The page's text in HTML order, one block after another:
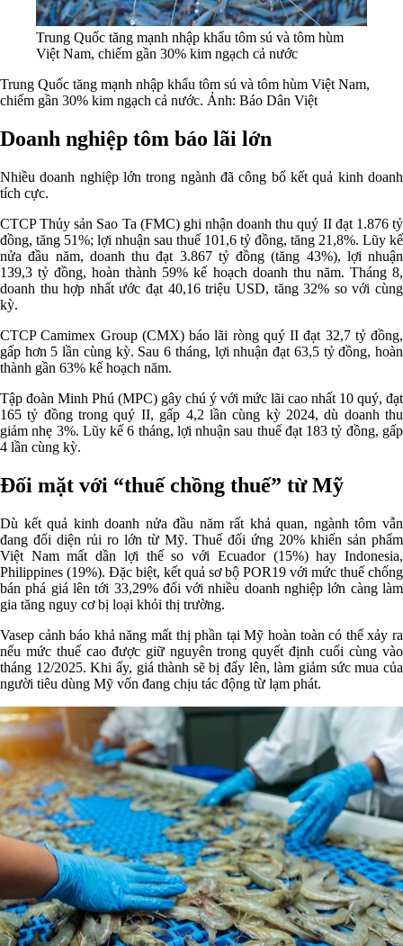
Trung Quốc tăng mạnh nhập khẩu tôm sú và tôm hùm
Việt Nam, chiếm gần 30% kim ngạch cả nước
Trung Quốc tăng mạnh nhập khẩu tôm sú và tôm hùm Việt Nam,
chiếm gần 30% kim ngạch cả nước. Ảnh: Báo Dân Việt
Doanh nghiệp tôm báo lãi lớn
Nhiều doanh nghiệp lớn trong ngành đã công bố kết quả kinh doanh
tích cực.
CTCP Thủy sản Sao Ta (FMC) ghi nhận doanh thu quý II đạt 1.876 tỷ
đồng, tăng 51%; lợi nhuận sau thuế 101,6 tỷ đồng, tăng 21,8%. Lũy kế
nửa đầu năm, doanh thu đạt 3.867 tỷ đồng (tăng 43%), lợi nhuận
139,3 tỷ đồng, hoàn thành 59% kế hoạch doanh thu năm. Tháng 8,
doanh thu hợp nhất ước đạt 40,16 triệu USD, tăng 32% so với cùng
kỳ.
CTCP Camimex Group (CMX) báo lãi ròng quý II đạt 32,7 tỷ đồng,
gấp hơn 5 lần cùng kỳ. Sau 6 tháng, lợi nhuận đạt 63,5 tỷ đồng, hoàn
thành gần 63% kế hoạch năm.
Tập đoàn Minh Phú (MPC) gây chú ý với mức lãi cao nhất 10 quý, đạt
165 tỷ đồng trong quý II, gấp 4,2 lần cùng kỳ 2024, dù doanh thu
giảm nhẹ 3%. Lũy kế 6 tháng, lợi nhuận sau thuế đạt 183 tỷ đồng, gấp
4 lần cùng kỳ.
Đối mặt với “thuế chồng thuế” từ Mỹ
Dù kết quả kinh doanh nửa đầu năm rất khả quan, ngành tôm vẫn
đang đối diện rủi ro lớn từ Mỹ. Thuế đối ứng 20% khiến sản phẩm
Việt Nam mất dần lợi thế so với Ecuador (15%) hay Indonesia,
Philippines (19%). Đặc biệt, kết quả sơ bộ POR19 với mức thuế chống
bán phá giá lên tới 33,29% đối với nhiều doanh nghiệp lớn càng làm
gia tăng nguy cơ bị loại khỏi thị trường.
Vasep cảnh báo khả năng mất thị phần tại Mỹ hoàn toàn có thể xảy ra
nếu mức thuế cao được giữ nguyên trong quyết định cuối cùng vào
tháng 12/2025. Khi ấy, giá thành sẽ bị đẩy lên, làm giảm sức mua của
người tiêu dùng Mỹ vốn đang chịu tác động từ lạm phát.